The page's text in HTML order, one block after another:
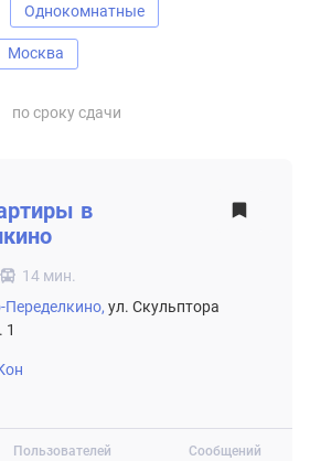
Однокомнатные
Москва
по сроку сдачи
Пользователей
Сообщений
в
14 мин.
Переделкино, ул. Скульптора
1